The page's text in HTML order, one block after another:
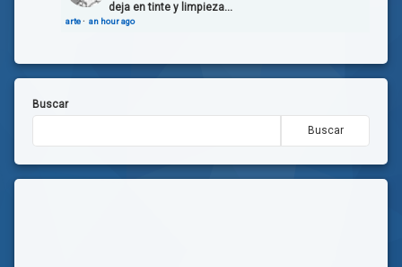
deja en tinte y limpieza...
arte· an hour ago
Buscar
Buscar